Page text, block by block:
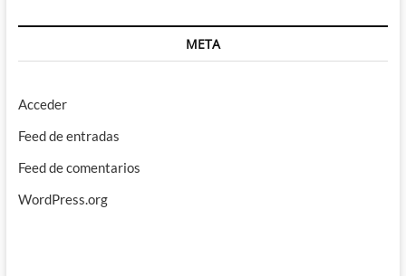
META
Acceder
Feed de entradas
Feed de comentarios
WordPress.org